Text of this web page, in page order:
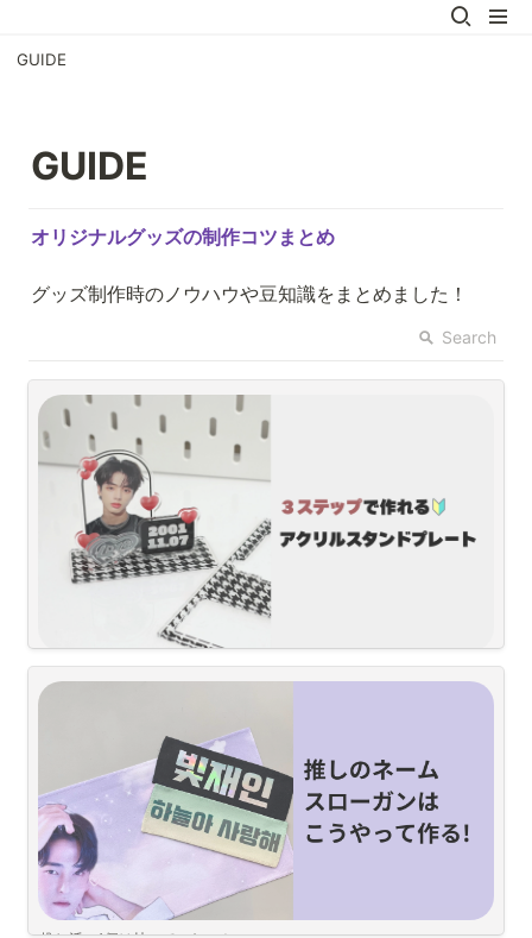
GUIDE
GUIDE
グッズ制作時のノウハウや豆知識をまとめました！
Search
オタ活に欠かせない人気商品「アクリルスタンドプレート」の
な”あれこれ”を３ステップで伝授しちゃいます
目次
どんなアクリルスタンドプレートを作りたいか決めたらスタートです